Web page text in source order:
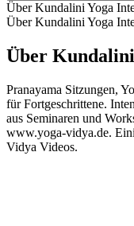
Über Kundalini Yoga
Über Kundalini Yoga
Über
Pranayama Sitzungen,
für Fortgeschrittene.
aus Seminaren und
www.yoga-vidya.de.
Vidya Videos.